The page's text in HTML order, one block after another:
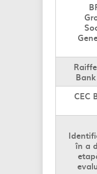
CEC
în a